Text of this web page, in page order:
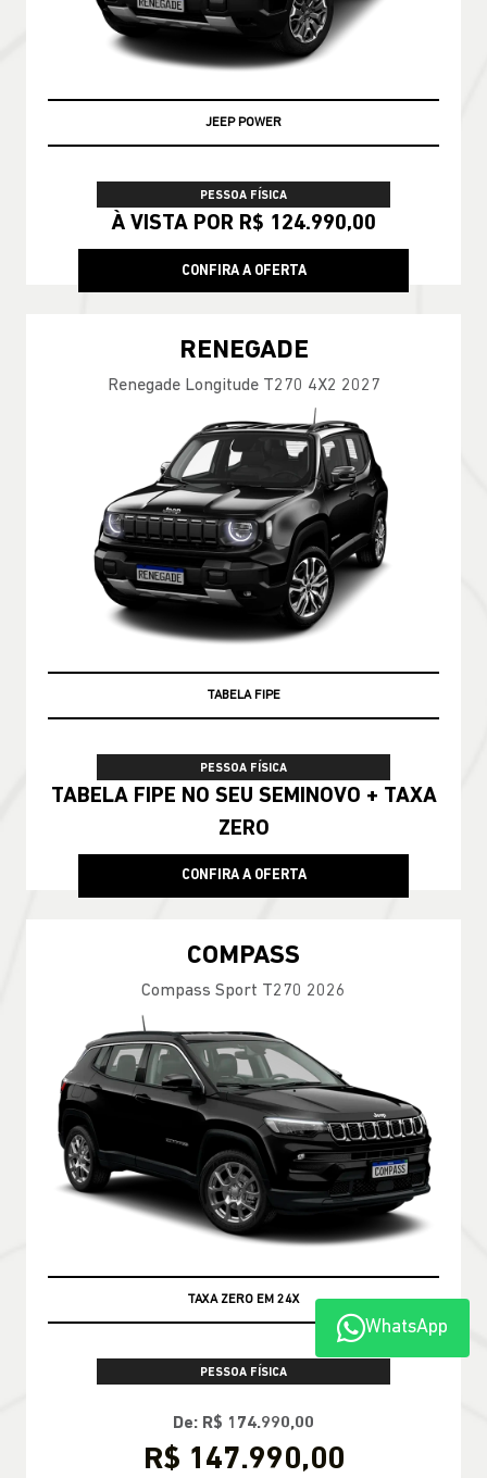
JEEP POWER
PESSOA FÍSICA
À VISTA POR R$ 124.990,00
CONFIRA A OFERTA
RENEGADE
Renegade Longitude T270 4X2 2027
TABELA FIPE
PESSOA FÍSICA
TABELA FIPE NO SEU SEMINOVO + TAXA
ZERO
CONFIRA A OFERTA
COMPASS
Compass Sport T270 2026
TAXA ZERO EM 24X
PESSOA FÍSICA
De: R$ 174.990,00
R$ 147.990,00
WhatsApp